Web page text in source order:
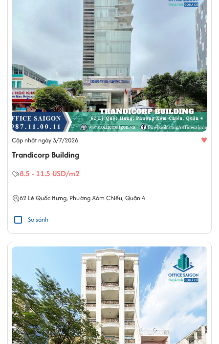
Cập nhật ngày 3/7/2026 ♥
Trandicorp Building
8.5 - 11.5 USD/m2
62 Lê Quốc Hưng, Phường Xóm Chiếu, Quận 4
So sánh